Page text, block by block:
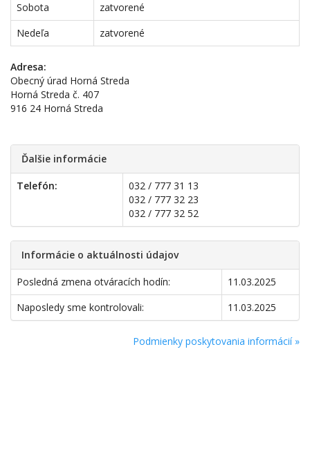
Sobota
zatvorené
Nedeľa
zatvorené
Adresa:
Obecný úrad Horná Streda
Horná Streda č. 407
916 24 Horná Streda
Ďalšie informácie
Telefón:
032 / 777 31 13
032 / 777 32 23
032 / 777 32 52
Informácie o aktuálnosti údajov
Posledná zmena otváracích hodín:
11.03.2025
Naposledy sme kontrolovali:
11.03.2025
Podmienky poskytovania informácií »